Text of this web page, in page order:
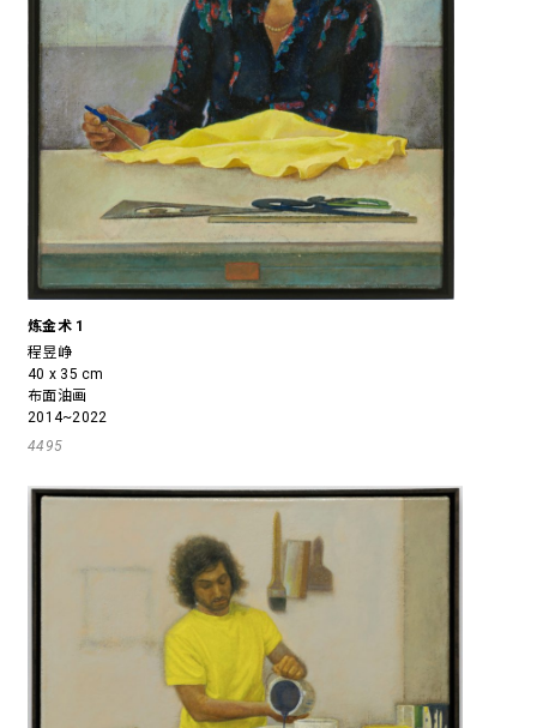
炼金术 1
程昱峥
40 x 35 cm
布面油画
2014~2022
4495